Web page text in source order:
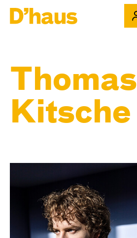
Thomas
Kitsche